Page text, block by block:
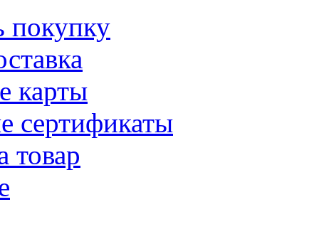
покупку
карты
сертификаты
товар